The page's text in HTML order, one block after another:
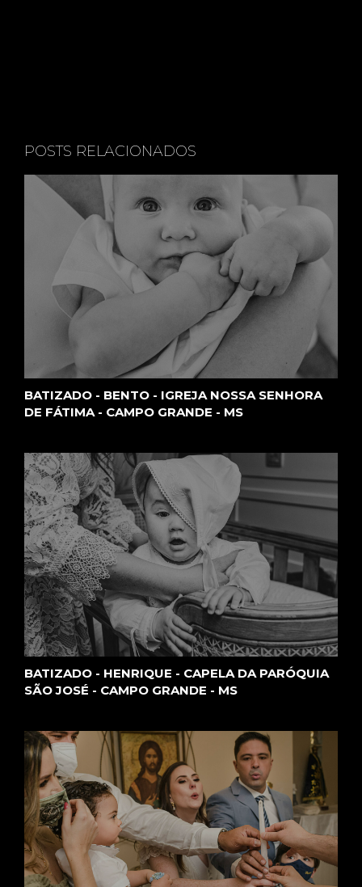
A -
CAMP
O
GRAN
DE -
MS
POSTS RELACIONADOS
BATIZADO - BENTO - IGREJA NOSSA SENHORA
DE FÁTIMA - CAMPO GRANDE - MS
BATIZADO - HENRIQUE - CAPELA DA PARÓQUIA
SÃO JOSÉ - CAMPO GRANDE - MS